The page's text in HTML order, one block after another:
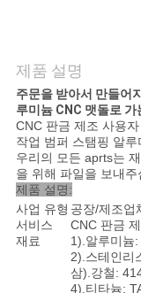
용
을
요
청
하
제품 설명
주문을 받아서 만들어
루미늄 CNC 맷돌로 가
CNC 판금 제조 사용
작업 범퍼 스탬핑 알루
우리의 모든 aprts는
을 위해 파일을 보내주
제품 설명:
사업 유형 공장/제조업
서비스
CNC 판금
재료
1).알루미늄
2).스테인리
삼).강철:
4).티타늄: